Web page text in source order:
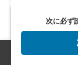
次に必ず